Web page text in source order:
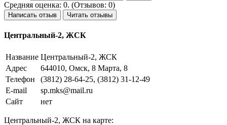
Средняя оценка: 0. (Отзывов: 0)
Написать отзыв Читать отзывы
Центральный-2, ЖСК
Название Центральный-2, ЖСК
Адрес
644010, Омск, 8 Марта, 8
Телефон
(3812) 28-64-25, (3812) 31-12-49
E-mail
sp.mks@mail.ru
Сайт
нет
Центральный-2, ЖСК на карте: